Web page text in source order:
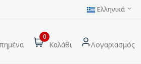
Ελληνικά
0
Καλάθι Λογαριασμός